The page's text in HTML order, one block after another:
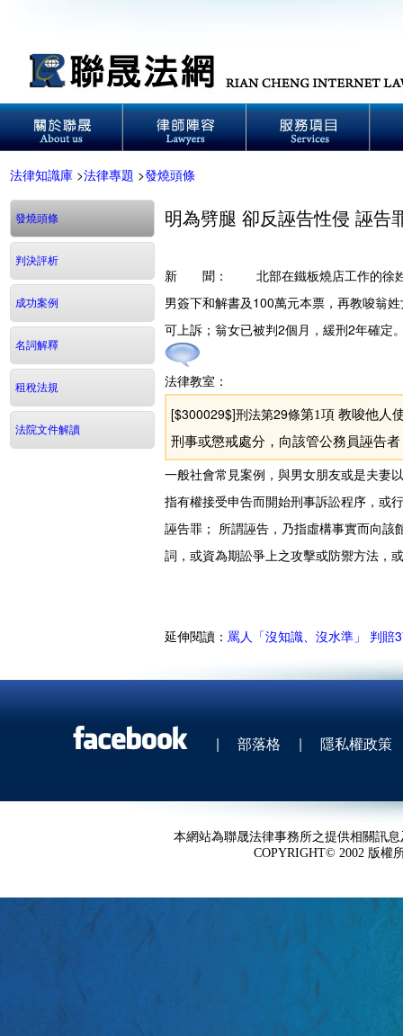
法律知識庫 >法律專題 >發燒頭條
發燒頭條
判決評析
成功案例
名詞解釋
租稅法規
法院文件解讀
明為劈腿 卻反誣告性侵 誣告
新 聞：
北部在鐵板燒店工作的徐姓
男簽下和解書及100萬元本票，再教唆
可上訴；翁女已被判2個月，緩刑2年確定
法律教室：
[$300029$]刑法第29條第1項 教唆他人
刑事或懲戒處分，向該管公務員誣告
一般社會常見案例，與男女朋友或是夫妻
指有權接受申告而開始刑事訴訟程序，或
誣告罪； 所謂誣告，乃指虛構事實而向
詞，或資為期訟爭上之攻擊或防禦方法，
延伸閱讀： 罵人「沒知識、沒水準」 判賠
| 部落格 | 隱私權政策
本網站為聯晟法律事務所之提供相關訊
COPYRIGHT© 2002 版權